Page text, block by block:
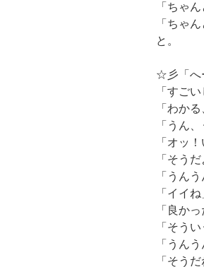
「ちゃ
「ちゃ
と。
☆彡「へ
「すご
「わか
「うん、
「オッ！
「そうだ
「うんう
「イイね
「良か
「そう
「うん
「そう